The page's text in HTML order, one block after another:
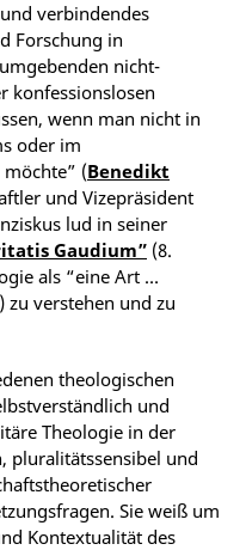
verbindendes
Forschung in
nicht-
konfessionslosen
wenn man nicht in
oder im
(Benedikt
und Vizepräsident
lud in seiner
Gaudium” (8.
als “eine Art …
verstehen und zu
theologischen
und
Theologie in der
pluralitätssensibel und
Sie weiß um
Kontextualität des